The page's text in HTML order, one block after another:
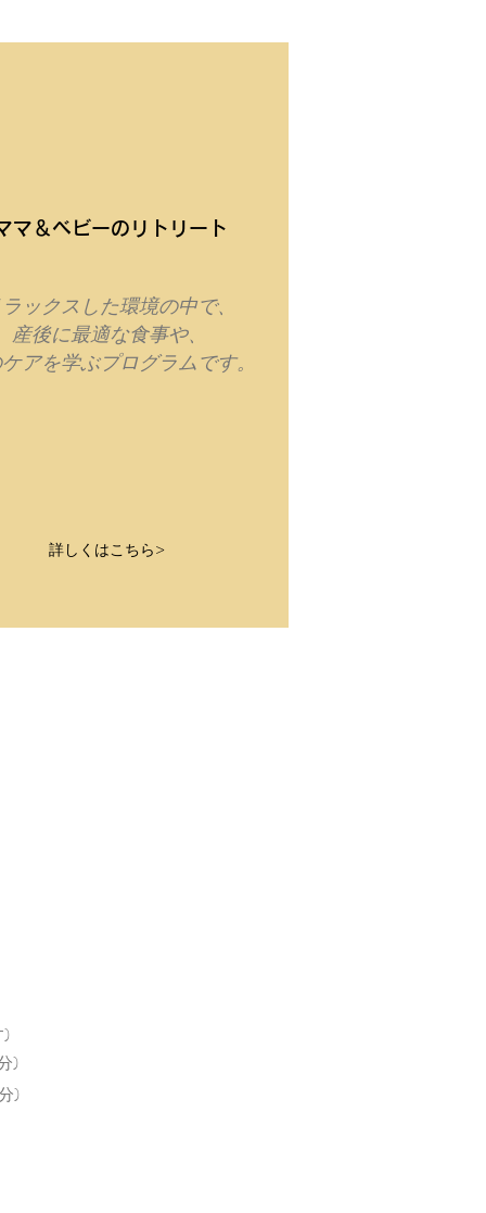
マ＆ベビーのリトリート
ラックスした環境の中で、
産後に最適な食事や、
アを学ぶプログラムです。
詳しくはこちら>
)
)
)